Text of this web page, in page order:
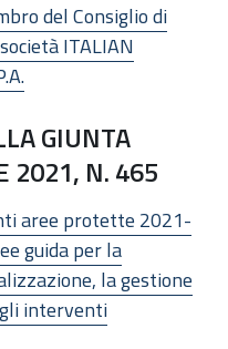
del Consiglio di
ITALIAN
GIUNTA
2021, N. 465
aree protette 2021-
guida per la
la gestione
interventi